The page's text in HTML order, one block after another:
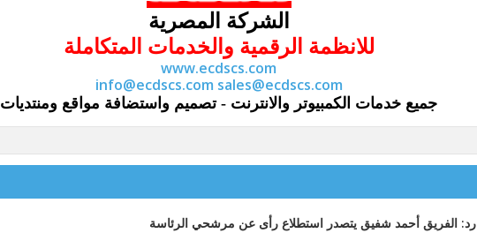
الشركة المصرية
للانظمة الرقمية والخدمات المتكاملة
www.ecdscs.com
info@ecdscs.com sales@ecdscs.com
جميع خدمات الكمبيوتر والانترنت - تصميم واستضافة مواقع ومنتديات
رد: الفريق أحمد شفيق يتصدر استطلاع رأى عن مرشحي الرئاسة